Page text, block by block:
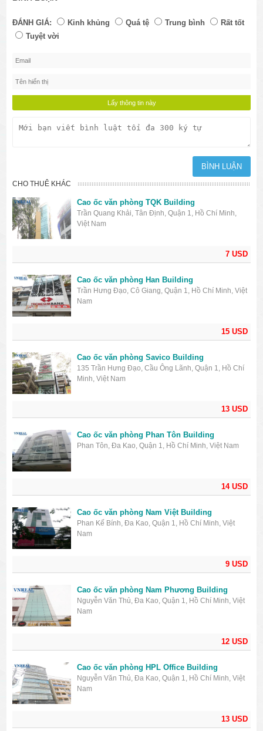
ĐÁNH GIÁ: Kinh khủng Quá tệ Trung bình
Rất tốt
Tuyệt vời
CHO THUÊ KHÁC
7 USD
Cao ốc văn phòng TQK Building
Trần Quang Khải, Tân Định, Quận 1, Hồ Chí Minh,
Việt Nam
15 USD
Cao ốc văn phòng Han Building
Trần Hưng Đạo, Cô Giang, Quận 1, Hồ Chí Minh, Việt
Nam
13 USD
Cao ốc văn phòng Savico Building
135 Trần Hưng Đạo, Cầu Ông Lãnh, Quận 1, Hồ Chí
Minh, Việt Nam
14 USD
Cao ốc văn phòng Phan Tôn Building
Phan Tôn, Đa Kao, Quận 1, Hồ Chí Minh, Việt Nam
9 USD
Cao ốc văn phòng Nam Việt Building
Phan Kế Bính, Đa Kao, Quận 1, Hồ Chí Minh, Việt
Nam
12 USD
Cao ốc văn phòng Nam Phương Building
Nguyễn Văn Thủ, Đa Kao, Quận 1, Hồ Chí Minh, Việt
Nam
13 USD
Cao ốc văn phòng HPL Office Building
Nguyễn Văn Thủ, Đa Kao, Quận 1, Hồ Chí Minh, Việt
Nam